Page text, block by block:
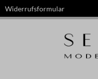
springen
Widerrufsformular